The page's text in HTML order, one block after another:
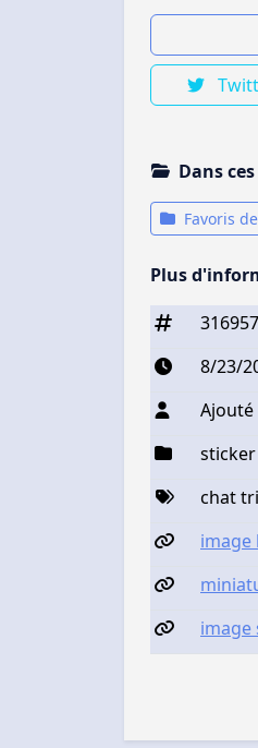
Dans
Favoris
Plus
316957
8/23/
sticker
chat
image
image